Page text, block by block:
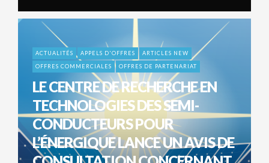
ACTUALITÉS APPELS D'OFFRES
ARTICLES NEW
OFFRES COMMERCIALES
OFFRES DE PARTENARIAT
LE CENTRE DE RECHERCHE EN
TECHNOLOGIES DES SEMI-
CONDUCTEURS POUR
L’ÉNERGIQUE LANCE UN AVIS DE